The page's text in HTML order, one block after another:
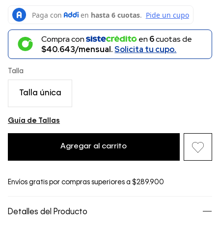
Compra con en 6cuotas de
$40.643/mensual.Solicita tu cupo.
Talla
Talla única
Guía de Tallas
Agregar al carrito
Envíos gratis por compras superiores a $289.900
Detalles del Producto